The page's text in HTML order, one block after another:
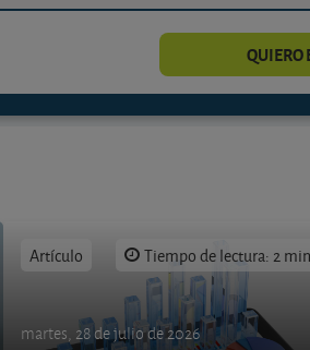
QUIERO
Artículo Tiempo de lectura: 2
martes, 28 de julio de 2026